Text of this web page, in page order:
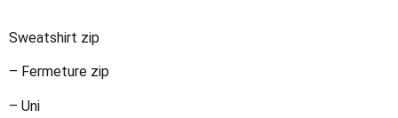
Sweatshirt zip
– Fermeture zip
– Uni